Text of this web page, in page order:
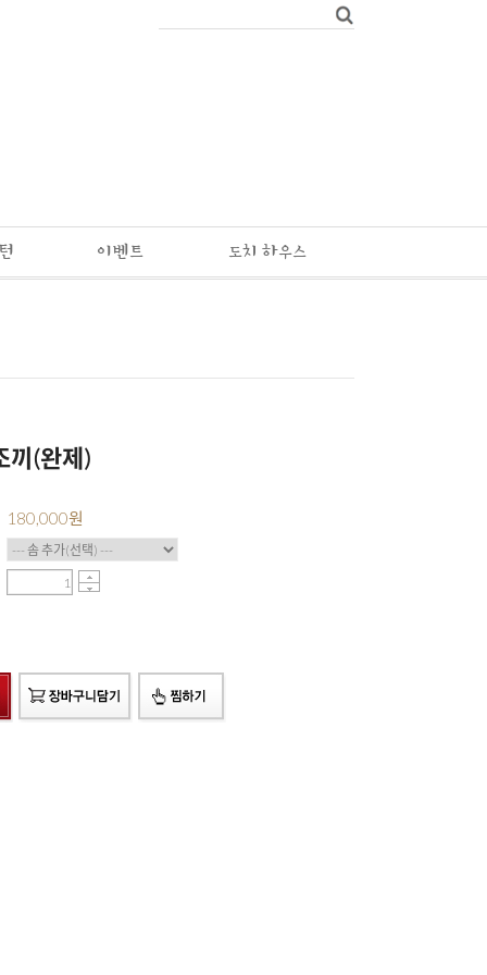
이벤트 도치 하우스
끼(완제)
180,000원